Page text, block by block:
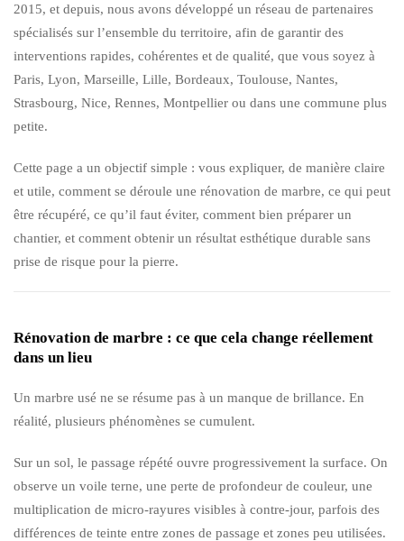
2015, et depuis, nous avons développé un réseau de partenaires
spécialisés sur l’ensemble du territoire, afin de garantir des
interventions rapides, cohérentes et de qualité, que vous soyez à
Paris, Lyon, Marseille, Lille, Bordeaux, Toulouse, Nantes,
Strasbourg, Nice, Rennes, Montpellier ou dans une commune plus
petite.
Cette page a un objectif simple : vous expliquer, de manière claire
et utile, comment se déroule une rénovation de marbre, ce qui peut
être récupéré, ce qu’il faut éviter, comment bien préparer un
chantier, et comment obtenir un résultat esthétique durable sans
prise de risque pour la pierre.
Rénovation de marbre : ce que cela change réellement
dans un lieu
Un marbre usé ne se résume pas à un manque de brillance. En
réalité, plusieurs phénomènes se cumulent.
Sur un sol, le passage répété ouvre progressivement la surface. On
observe un voile terne, une perte de profondeur de couleur, une
multiplication de micro-rayures visibles à contre-jour, parfois des
différences de teinte entre zones de passage et zones peu utilisées.